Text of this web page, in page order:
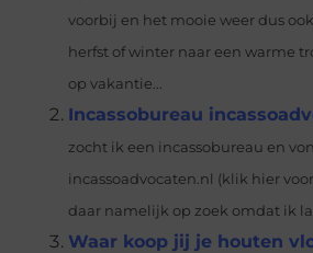
voorbij en het mooie weer dus
herfst of winter naar een warme
op vakantie...
Incassobureau
zocht ik een incassobureau en
incassoadvocaten.nl (klik hier
daar namelijk op zoek omdat ik
Waar koop jij je houten